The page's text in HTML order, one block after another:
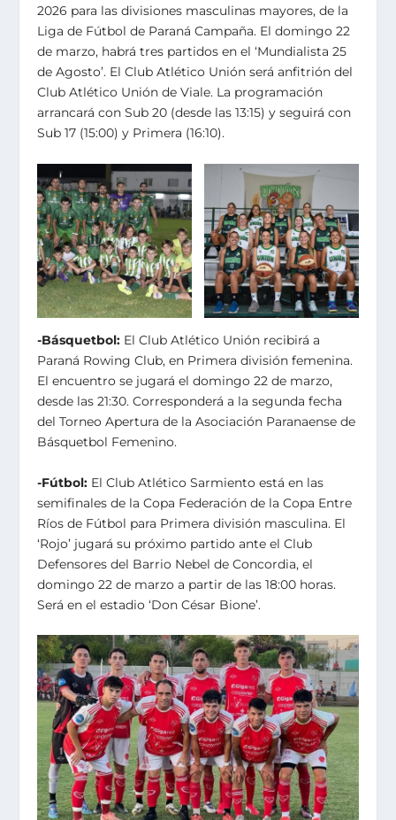
2026 para las divisiones masculinas mayores, de la
Liga de Fútbol de Paraná Campaña. El domingo 22
de marzo, habrá tres partidos en el ‘Mundialista 25
de Agosto’. El Club Atlético Unión será anfitrión del
Club Atlético Unión de Viale. La programación
arrancará con Sub 20 (desde las 13:15) y seguirá con
Sub 17 (15:00) y Primera (16:10).
-Básquetbol: El Club Atlético Unión recibirá a
Paraná Rowing Club, en Primera división femenina.
El encuentro se jugará el domingo 22 de marzo,
desde las 21:30. Corresponderá a la segunda fecha
del Torneo Apertura de la Asociación Paranaense de
Básquetbol Femenino.
-Fútbol: El Club Atlético Sarmiento está en las
semifinales de la Copa Federación de la Copa Entre
Ríos de Fútbol para Primera división masculina. El
‘Rojo’ jugará su próximo partido ante el Club
Defensores del Barrio Nebel de Concordia, el
domingo 22 de marzo a partir de las 18:00 horas.
Será en el estadio ‘Don César Bione’.